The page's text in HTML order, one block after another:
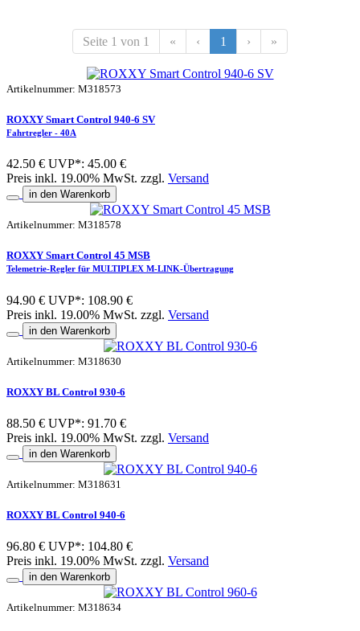
Seite 1 von 1 « ‹ 1 › »
Artikelnummer: M318573
ROXXY Smart Control 940-6 SV
Fahrtregler - 40A
42.50 € UVP*: 45.00 €
Preis inkl. 19.00% MwSt. zzgl. Versand
in den Warenkorb
Artikelnummer: M318578
ROXXY Smart Control 45 MSB
Telemetrie-Regler für MULTIPLEX M-LINK-Übertragung
94.90 € UVP*: 108.90 €
Preis inkl. 19.00% MwSt. zzgl. Versand
in den Warenkorb
Artikelnummer: M318630
ROXXY BL Control 930-6
88.50 € UVP*: 91.70 €
Preis inkl. 19.00% MwSt. zzgl. Versand
in den Warenkorb
Artikelnummer: M318631
ROXXY BL Control 940-6
96.80 € UVP*: 104.80 €
Preis inkl. 19.00% MwSt. zzgl. Versand
in den Warenkorb
Artikelnummer: M318634